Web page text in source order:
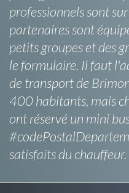
professionnels sont
partenaires sont
petits groupes et des
le formulaire. Il faut
de transport de
400 habitants, mais
ont réservé un mini
satisfaits du chauffeur.